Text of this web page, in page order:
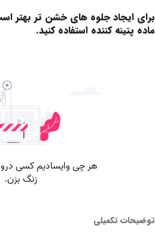
برای ایجاد جلوه های خشن تر بهتر
ماده پتینه کننده استفاده کنید.
توضیحات تکمیلی